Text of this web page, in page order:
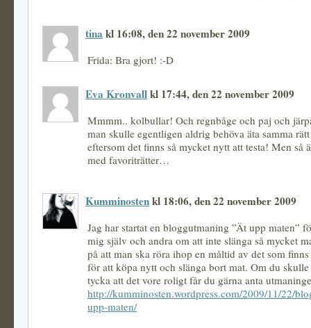
tina kl 16:08, den 22 november 2009
Frida: Bra gjort! :-D
Eva Kronvallkl 17:44, den 22 november 2009
Mmmm.. kolbullar! Och regnbåge och paj och
man skulle egentligen aldrig behöva äta samma
eftersom det finns så mycket nytt att testa! Men så
med favoriträtter…
Kumminostenkl 18:06, den 22 november 2009
Jag har startat en bloggutmaning ”Ät upp maten”
mig själv och andra om att inte slänga så mycket
på att man ska röra ihop en måltid av det som
för att köpa nytt och slänga bort mat. Om du
tycka att det vore roligt får du gärna anta
http://kumminosten.wordpress.com/2009/11/22/
upp-maten/